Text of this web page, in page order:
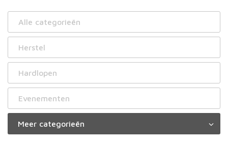
Alle categorieën
Herstel
Hardlopen
Evenementen